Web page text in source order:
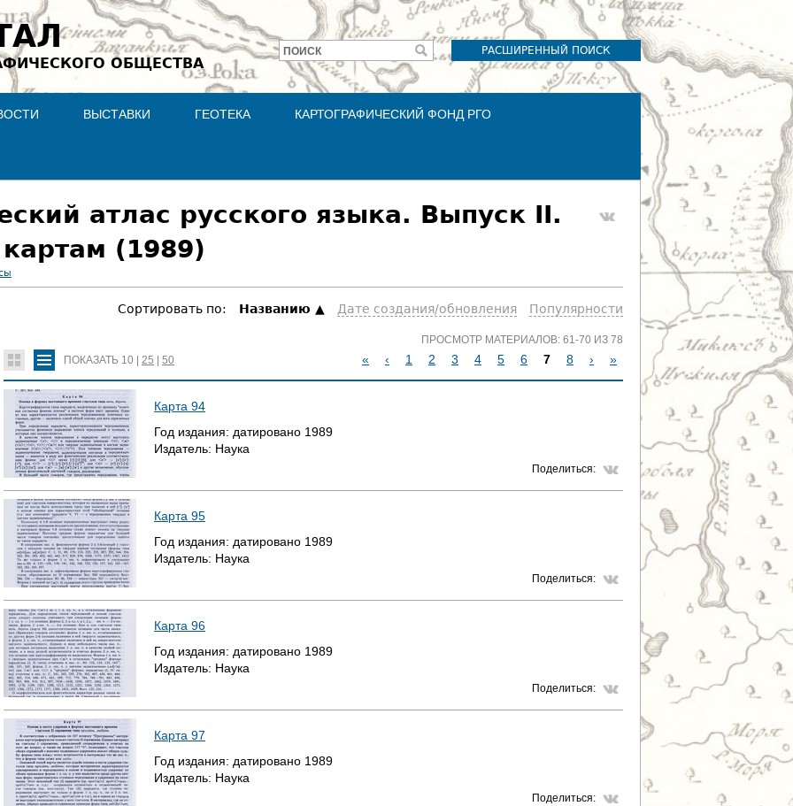
Jump to navigation
ОБЩЕСТВА
РАСШИРЕННЫЙ ПОИСК
Форма
поиска
ПОИСК
ВЫСТАВКИ ГЕОТЕКА КАРТОГРАФИЧЕСКИЙ ФОНД РГО
атлас русского языка. Выпуск II.
(1989)
Сортировать по: Hазванию Дате создания/обновления Популярности
ПОКАЗАТЬ 10 25 50
ПРОСМОТР МАТЕРИАЛОВ: 61-70 ИЗ 78
С
А
« ‹ 1 2 3 4 5 6 7 8 › »
Карта 94
Год издания: датировано 1989
Издатель: Наука
Поделиться:
Карта 95
Год издания: датировано 1989
Издатель: Наука
Поделиться:
Карта 96
Год издания: датировано 1989
Издатель: Наука
Поделиться:
Карта 97
Год издания: датировано 1989
Издатель: Наука
Поделиться: